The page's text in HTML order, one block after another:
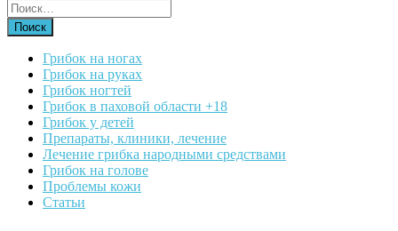
Грибок на ногах
Грибок на руках
Грибок ногтей
Грибок в паховой области +18
Грибок у детей
Препараты, клиники, лечение
Лечение грибка народными средствами
Грибок на голове
Проблемы кожи
Статьи